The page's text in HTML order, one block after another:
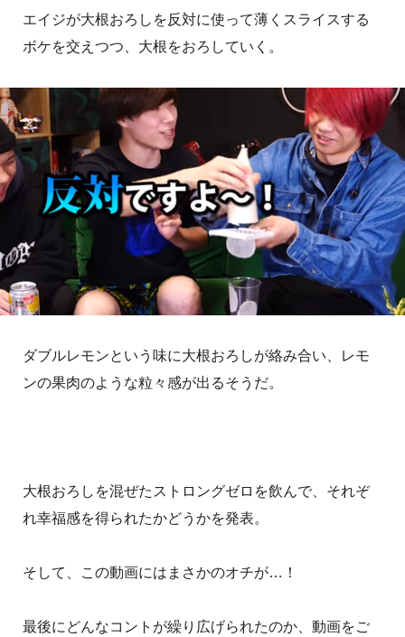
エイジが大根おろしを反対に使って薄くスライスする
ボケを交えつつ、大根をおろしていく。
ダブルレモンという味に大根おろしが絡み合い、レモ
ンの果肉のような粒々感が出るそうだ。
大根おろしを混ぜたストロングゼロを飲んで、それぞ
れ幸福感を得られたかどうかを発表。
そして、この動画にはまさかのオチが…！
最後にどんなコントが繰り広げられたのか、動画をご